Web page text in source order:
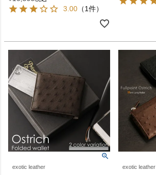
3.00 （1件）
exotic leather exotic leather